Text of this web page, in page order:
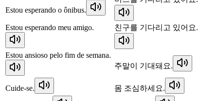
Estou esperando o ônibus.
Estou esperando meu amigo. 친구를 기다리고 있어요.
Estou ansioso pelo fim de semana.
주말이 기대돼요.
Cuide-se. 몸 조심하세요.